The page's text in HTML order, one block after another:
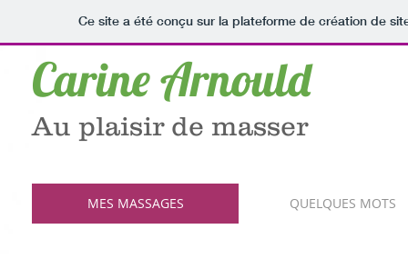
Ce site a été conçu sur la plateforme de création de
Carine Arnould
Au plaisir de masser
MES MASSAGES QUELQUES MOTS